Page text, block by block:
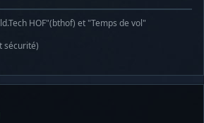
expects parameter 1 to be
offset: 0 in /home/ospy/public_html/
expects parameter 1 to be
HOF"(bthof) et "Temps de vol"
sécurité)